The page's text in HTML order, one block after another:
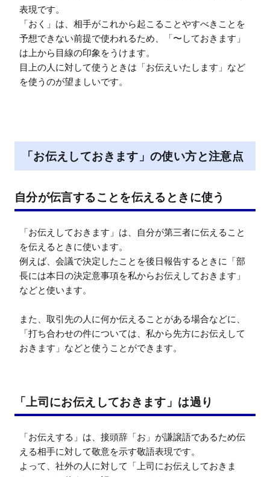
表現です。
「おく」は、相手がこれから起こることやすべきことを
予想できない前提で使われるため、「〜しておきます」
は上から目線の印象をうけます。
目上の人に対して使うときは「お伝えいたします」など
を使うのが望ましいです。
「お伝えしておきます」の使い方と注意点
自分が伝言することを伝えるときに使う
「お伝えしておきます」は、自分が第三者に伝えること
を伝えるときに使います。
例えば、会議で決定したことを後日報告するときに「部
長には本日の決定意事項を私からお伝えしておきます」
などと使います。
また、取引先の人に何か伝えることがある場合などに、
「打ち合わせの件については、私から先方にお伝えして
おきます」などと使うことができます。
「上司にお伝えしておきます」は過り
「お伝えする」は、接頭辞「お」が謙譲語であるため伝
える相手に対して敬意を示す敬語表現です。
よって、社外の人に対して「上司にお伝えしておきま